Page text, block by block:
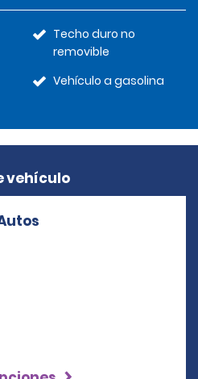
Techo duro no
removible
Vehículo a gasolina
vehículo